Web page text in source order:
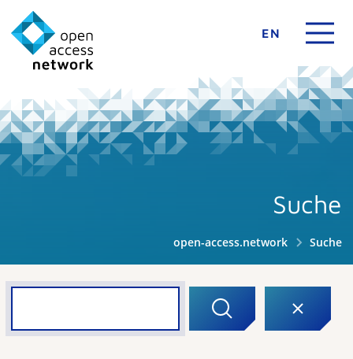
EN
Suche
open-access.network Suche